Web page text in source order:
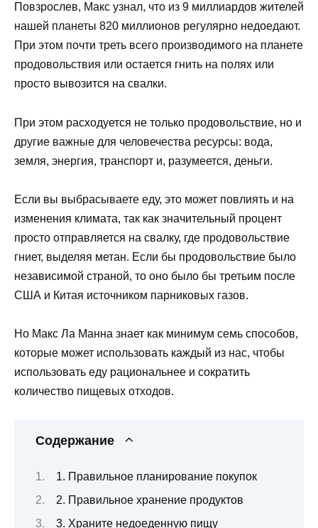
Повзрослев, Макс узнал, что из 9 миллиардов жителей
нашей планеты 820 миллионов регулярно недоедают.
При этом почти треть всего производимого на планете
продовольствия или остается гнить на полях или
просто вывозится на свалки.
При этом расходуется не только продовольствие, но и
другие важные для человечества ресурсы: вода,
земля, энергия, транспорт и, разумеется, деньги.
Если вы выбрасываете еду, это может повлиять и на
изменения климата, так как значительный процент
просто отправляется на свалку, где продовольствие
гниет, выделяя метан. Если бы продовольствие было
независимой страной, то оно было бы третьим после
США и Китая источником парниковых газов.
Но Макс Ла Манна знает как минимум семь способов,
которые может использовать каждый из нас, чтобы
использовать еду рациональнее и сократить
количество пищевых отходов.
Содержание
1. Правильное планирование покупок
2. Правильное хранение продуктов
3. Храните недоеденную пищу